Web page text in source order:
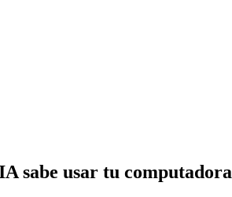
sabe usar tu computadora